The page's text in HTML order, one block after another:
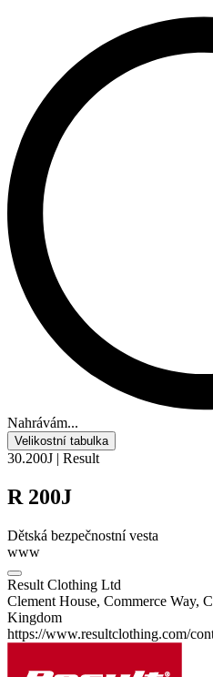
Nahrávám...
Velikostní tabulka
30.200J | Result
R 200J
Dětská bezpečnostní vesta
www
Result Clothing Ltd
Clement House, Commerce Way,
Kingdom
https://www.resultclothing.com/